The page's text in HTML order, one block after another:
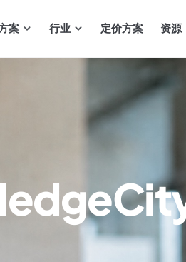
案 行业 定价方案 资源